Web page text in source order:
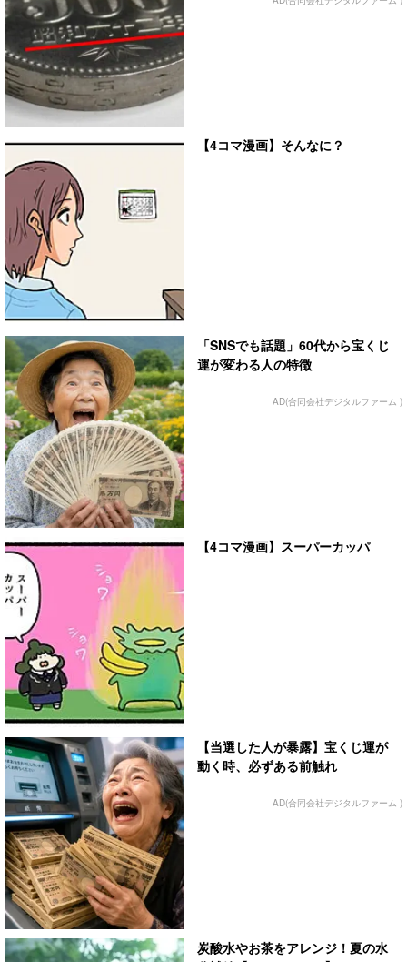
【4コマ漫画】そんなに？
「SNSでも話題」60代から宝くじ
運が変わる人の特徴
AD(合同会社デジタルファーム )
【4コマ漫画】スーパーカッパ
【当選した人が暴露】宝くじ運が
動く時、必ずある前触れ
AD(合同会社デジタルファーム )
炭酸水やお茶をアレンジ！夏の水